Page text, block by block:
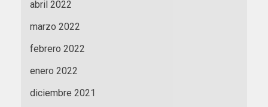
abril 2022
marzo 2022
febrero 2022
enero 2022
diciembre 2021